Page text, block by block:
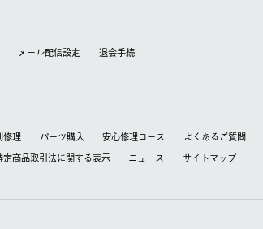
メール配信設定 退会⼿続
修理 パーツ購入 安心修理コース
よくあるご質問
定商品取引法に関する表⽰ ニュース サイトマップ